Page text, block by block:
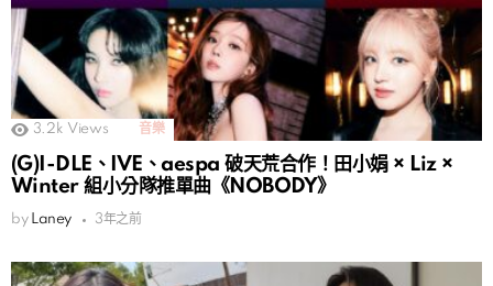
3.2k Views 音樂
(G)I-DLE、IVE、aespa 破天荒合作！田小娟 × Liz ×
Winter 組小分隊推單曲《NOBODY》
by Laney 3年之前